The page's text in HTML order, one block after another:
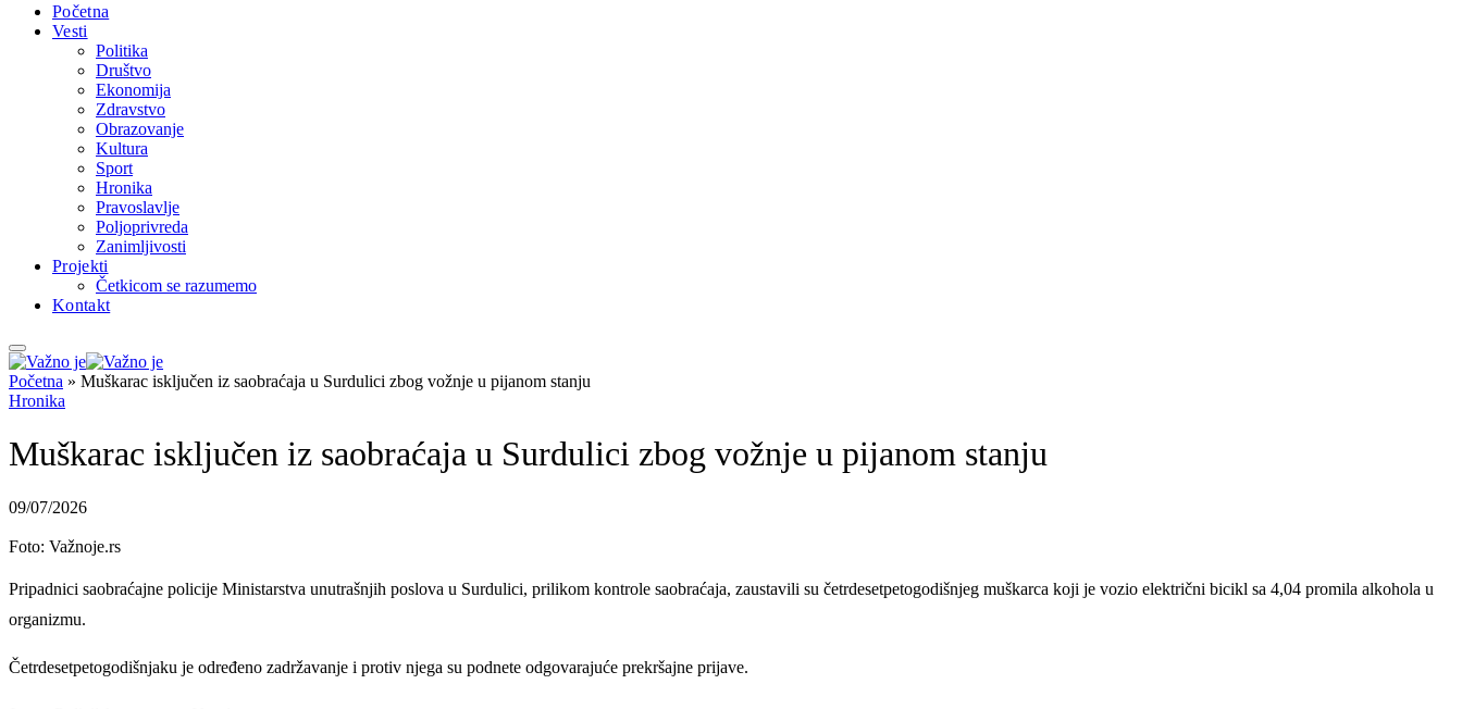
Početna
Vesti
Politika
Društvo
Ekonomija
Zdravstvo
Obrazovanje
Kultura
Sport
Hronika
Pravoslavlje
Poljoprivreda
Zanimljivosti
Projekti
Četkicom se razumemo
Kontakt
Početna » Muškarac isključen iz saobraćaja u Surdulici zbog vožnje u pijanom stanju
Hronika
Muškarac isključen iz saobraćaja u Surdulici zbog vožnje u pijanom stanju
09/07/2026
Foto: Važnoje.rs
Pripadnici saobraćajne policije Ministarstva unutrašnjih poslova u Surdulici, prilikom kontrole saobraćaja, zaustavili su četrdesetpetogodišnjeg muškarca koji je vozio električni bicikl sa 4,04 promila alkohola u
organizmu.
Četrdesetpetogodišnjaku je određeno zadržavanje i protiv njega su podnete odgovarajuće prekršajne prijave.